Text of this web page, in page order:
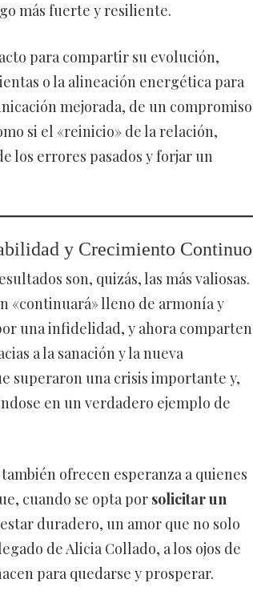
más fuerte y resiliente.
para compartir su evolución,
o la alineación energética para
mejorada, de un compromiso
si el «reinicio» de la relación,
los errores pasados y forjar un
y Crecimiento Continuo
son, quizás, las más valiosas.
«continuará» lleno de armonía y
una infidelidad, y ahora comparten
a la sanación y la nueva
superaron una crisis importante y,
en un verdadero ejemplo de
ofrecen esperanza a quienes
cuando se opta por solicitar un
duradero, un amor que no solo
de Alicia Collado, a los ojos de
para quedarse y prosperar.